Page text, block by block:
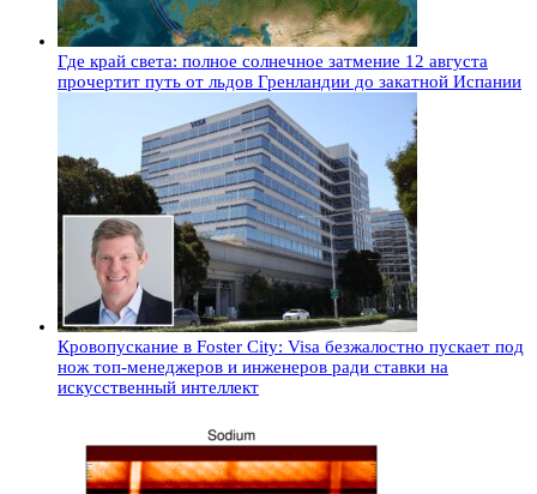
Где край света: полное солнечное затмение 12 августа
прочертит путь от льдов Гренландии до закатной Испании
Кровопускание в Foster City: Visa безжалостно пускает под
нож топ-менеджеров и инженеров ради ставки на
искусственный интеллект